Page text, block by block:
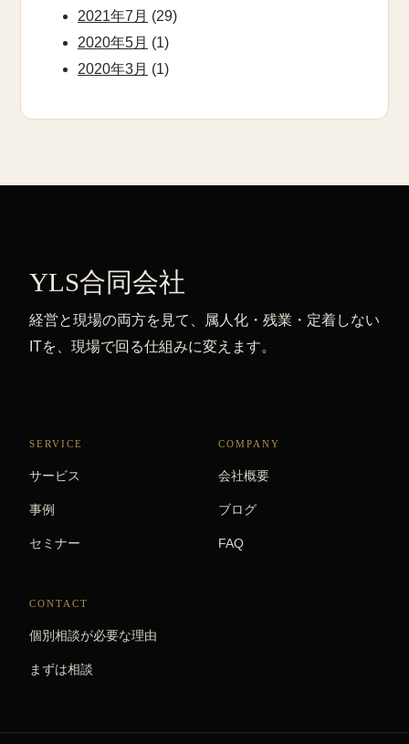
2021年7月 (29)
2020年5月 (1)
2020年3月 (1)
YLS合同会社
経営と現場の両方を見て、属人化・残業・定着しない
ITを、現場で回る仕組みに変えます。
SERVICE
サービス
事例
セミナー
COMPANY
会社概要
ブログ
FAQ
CONTACT
個別相談が必要な理由
まずは相談